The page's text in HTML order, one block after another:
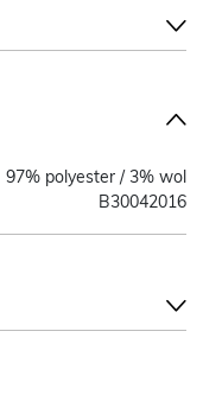
97% polyester / 3% wol
B30042016